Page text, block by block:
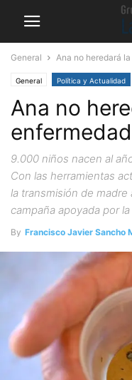
General Ana no heredará
General Política y Actualidad
Ana no
9.000 niños nacen al
Con las herramientas
la transmisión de
campaña apoyada por
By Francisco Javier Sancho